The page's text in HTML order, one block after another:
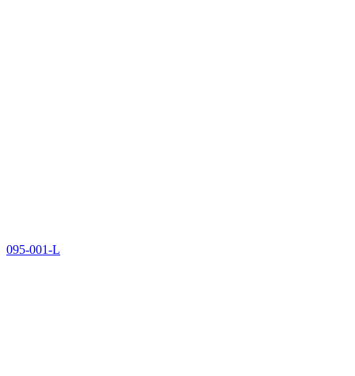
095-001-L